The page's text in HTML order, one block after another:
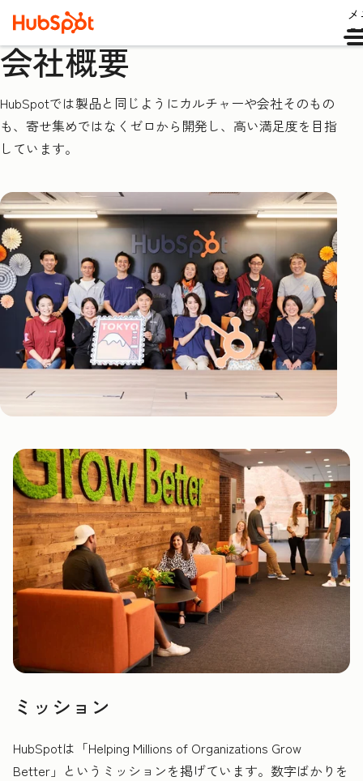
会社概要
HubSpotでは製品と同じようにカルチャーや会社そのもの
も、寄せ集めではなくゼロから開発し、高い満足度を目指
しています。
ミッション
HubSpotは「Helping Millions of Organizations Grow
Better」というミッションを掲げています。数字ばかりを